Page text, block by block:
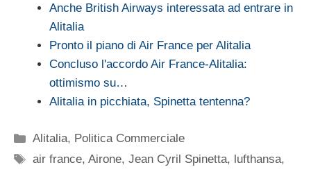
Anche British Airways interessata ad entrare in
Alitalia
Pronto il piano di Air France per Alitalia
Concluso l'accordo Air France-Alitalia:
ottimismo su…
Alitalia in picchiata, Spinetta tentenna?
Categorie
Alitalia, Politica Commerciale
Tag
air france,Airone,Jean Cyril Spinetta, lufthansa,